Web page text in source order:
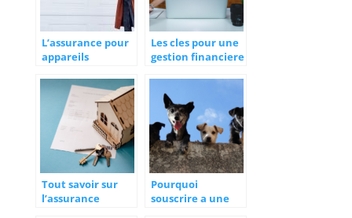
L’assurance pour
appareils
modele
necessaire ?
Les cles pour une
gestion financiere
frontalier
Tout savoir sur
l’assurance
Pourquoi
souscrire a une